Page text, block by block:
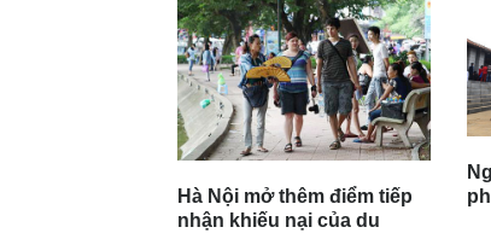
Hà Nội mở thêm điểm tiếp
nhận khiếu nại của du